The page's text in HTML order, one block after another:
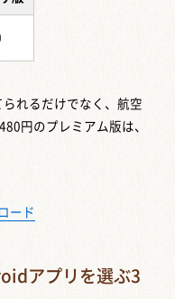
れるだけでなく、航空
円のプレミアム版は、
ード
アプリを選ぶ3